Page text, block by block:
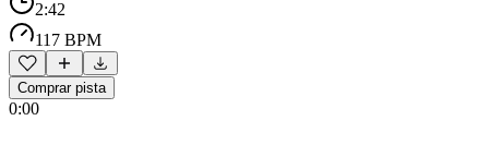
2:42
117 BPM
Comprar pista
0:00